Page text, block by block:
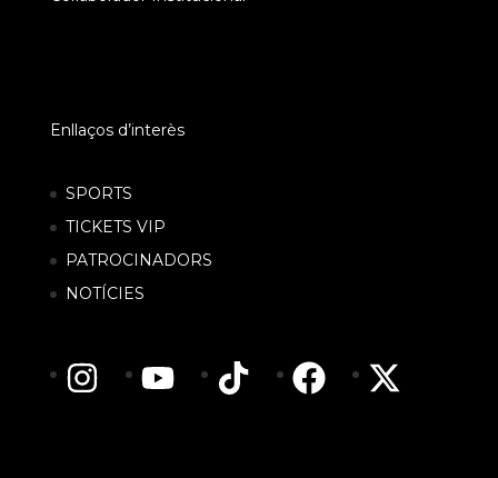
Enllaços d’interès
SPORTS
TICKETS VIP
PATROCINADORS
NOTÍCIES